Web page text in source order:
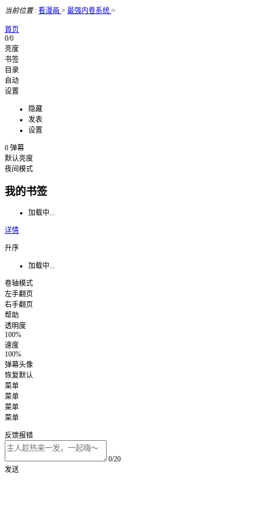
当前位置: 看漫画 > 最强内卷系统 >
首页
0/0
亮度
书签
目录
自动
设置
隐藏
发表
设置
0 弹幕
默认亮度
夜间模式
我的书签
加载中...
详情
升序
加载中...
卷轴模式
左手翻页
右手翻页
帮助
透明度
100%
速度
100%
弹幕头像
恢复默认
菜单
菜单
菜单
菜单
反馈报错
0/20
发送